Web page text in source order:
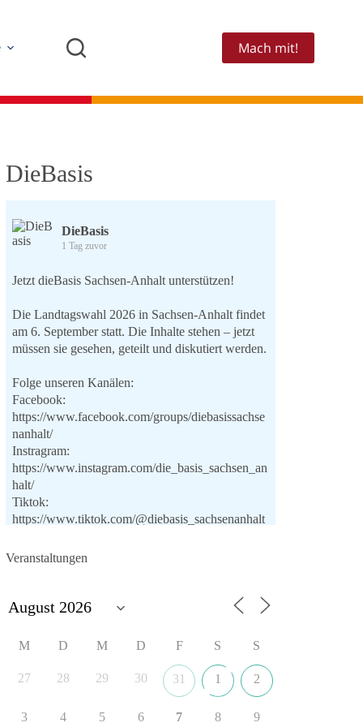
Mach mit!
DieBasis
DieBasis
1 Tag zuvor
Jetzt dieBasis Sachsen-Anhalt unterstützen!
Die Landtagswahl 2026 in Sachsen-Anhalt findet
am 6. September statt. Die Inhalte stehen – jetzt
müssen sie gesehen, geteilt und diskutiert werden.
Folge unseren Kanälen:
Facebook:
https://www.facebook.com/groups/diebasissachse
nanhalt/
Instragram:
https://www.instagram.com/die_basis_sachsen_an
halt/
Tiktok:
https://www.tiktok.com/@diebasis_sachsenanhalt
Youtube:
🟩🟩🟦🟦🟥🟥🟧🟧
Like, teile und kommentiere unsere Beiträge,
wir stehen und warum es sich lohnt, dieBasis zu
Veranstaltungen
M D M D F S S
27 28 29 30 31 1 2
3 4 5 6 7 8 9